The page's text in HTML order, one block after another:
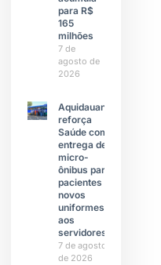
para R$
165
milhões
7 de
agosto de
2026
Aquidauana
reforça
Saúde com
entrega de
micro-
ônibus para
pacientes e
novos
uniformes
aos
servidores
7 de agosto
de 2026